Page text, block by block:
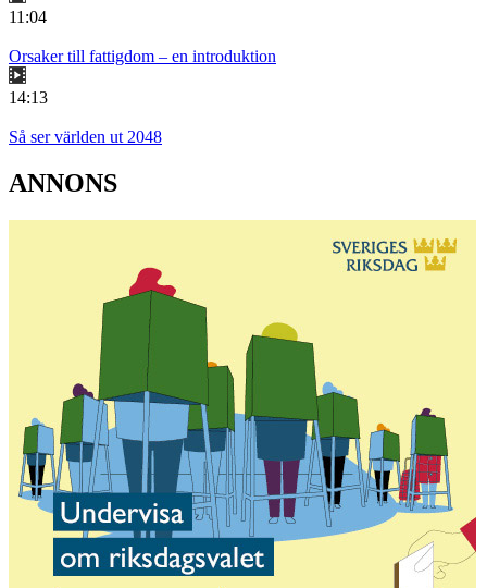
11:04
Orsaker till fattigdom – en introduktion
14:13
Så ser världen ut 2048
ANNONS